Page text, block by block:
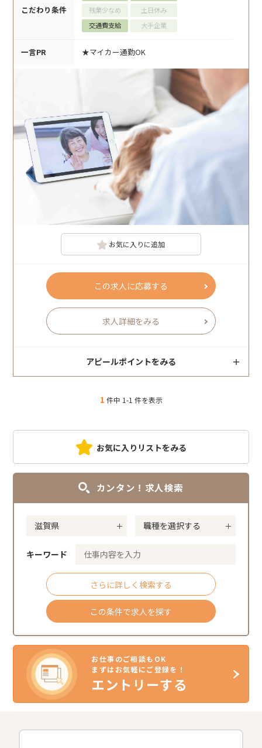
こだわり条件
残業少なめ
土日休み
交通費支給
大手企業
一言PR ★マイカー通勤OK
お気に入りに追加
この求人に応募する
求人詳細をみる
アピールポイントをみる
1 件中 1-1 件を表示
お気に入りリストをみる
カンタン！求人検索
キーワード
さらに詳しく検索する
この条件で求人を探す
お仕事のご相談もOK
まずはお気軽にご登録を！
エントリーする